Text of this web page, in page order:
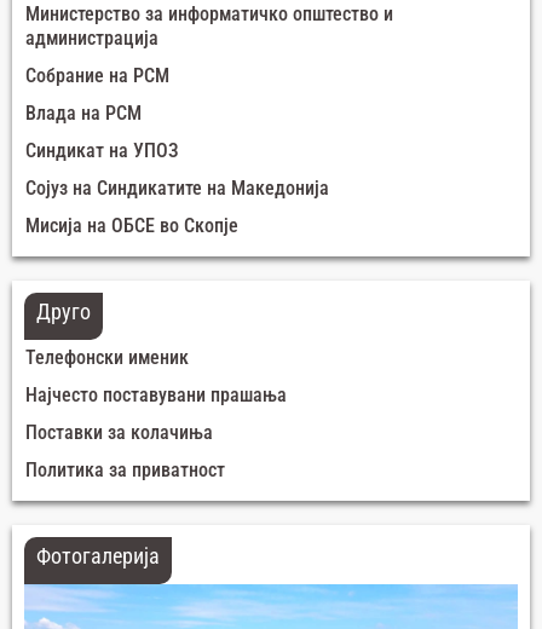
Министерство за информатичко општество и
администрација
Собрание на РСМ
Влада на РСМ
Синдикат на УПОЗ
Сојуз на Синдикатите на Македонија
Мисија на ОБСЕ во Скопје
Друго
Телефонски именик
Најчесто поставувани прашања
Поставки за колачиња
Политика за приватност
Фотогалерија